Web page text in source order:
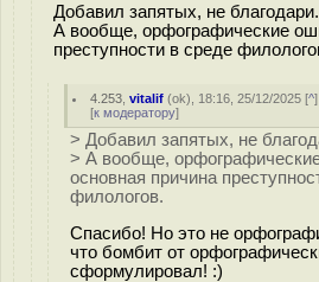
Добавил запятых, не благодари.
А вообще, орфографические
преступности в среде
4.253 ,vitalif (ok), 18:16, 25/12/2025 [^
[к модератору]
> Добавил запятых, не
> А вообще,
основная причина
филологов.
Спасибо! Но это не
что бомбит от
сформулировал! :)